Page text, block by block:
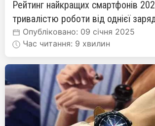
Рейтинг найкращих смартфонів
тривалістю роботи від однієї
Опубліковано: 09 січня 2025
Час читання: 9 хвилин